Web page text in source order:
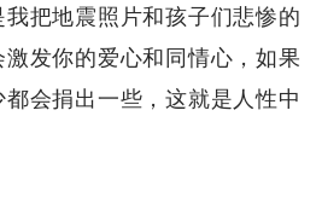
把地震照片和孩子们悲惨的
发你的爱心和同情心，如果
会捐出一些，这就是人性中